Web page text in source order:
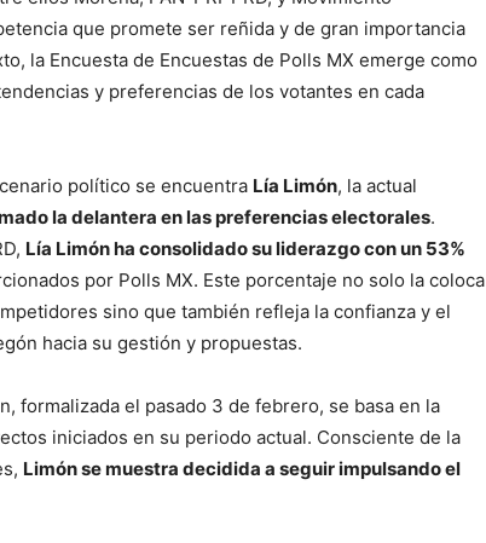
que promete ser reñida y de gran importancia
la Encuesta de Encuestas de Polls MX emerge como
y preferencias de los votantes en cada
político se encuentra Lía Limón, la actual
la delantera en las preferencias electorales.
Lía Limón ha consolidado su liderazgo con un 53%
por Polls MX. Este porcentaje no solo la coloca
sino que también refleja la confianza y el
hacia su gestión y propuestas.
formalizada el pasado 3 de febrero, se basa en la
iniciados en su periodo actual. Consciente de la
Limón se muestra decidida a seguir impulsando el